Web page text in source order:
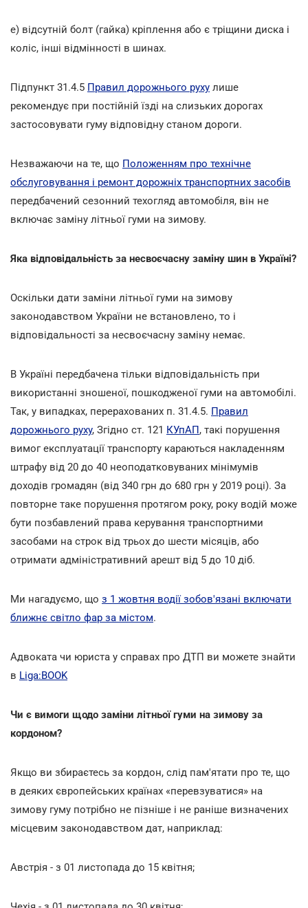
е) відсутній болт (гайка) кріплення або є тріщини диска і
коліс, інші відмінності в шинах.
Підпункт 31.4.5 Правил дорожнього руху лише
рекомендує при постійній їзді на слизьких дорогах
застосовувати гуму відповідну станом дороги.
Незважаючи на те, що Положенням про технічне
обслуговування і ремонт дорожніх транспортних засобів
передбачений сезонний техогляд автомобіля, він не
включає заміну літньої гуми на зимову.
Яка відповідальність за несвоєчасну заміну шин в Україні?
Оскільки дати заміни літньої гуми на зимову
законодавством України не встановлено, то і
відповідальності за несвоєчасну заміну немає.
В Україні передбачена тільки відповідальність при
використанні зношеної, пошкодженої гуми на автомобілі.
Так, у випадках, перерахованих п. 31.4.5. Правил
дорожнього руху, Згідно ст. 121 КУпАП, такі порушення
вимог експлуатації транспорту караються накладенням
штрафу від 20 до 40 неоподатковуваних мінімумів
доходів громадян (від 340 грн до 680 грн у 2019 році). За
повторне таке порушення протягом року, року водій може
бути позбавлений права керування транспортними
засобами на строк від трьох до шести місяців, або
отримати адміністративний арешт від 5 до 10 діб.
Ми нагадуємо, що з 1 жовтня водії зобов'язані включати
ближнє світло фар за містом.
Адвоката чи юриста у справах про ДТП ви можете знайти
в Lіga:BOOK
Чи є вимоги щодо заміни літньої гуми на зимову за
кордоном?
Якщо ви збираєтесь за кордон, слід пам'ятати про те, що
в деяких європейських країнах «перевзуватися» на
зимову гуму потрібно не пізніше і не раніше визначених
місцевим законодавством дат, наприклад:
Австрія - з 01 листопада до 15 квітня;